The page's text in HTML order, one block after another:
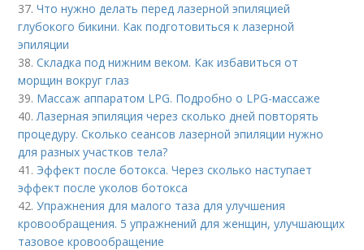
37.Что нужно делать перед лазерной эпиляцией
глубокого бикини. Как подготовиться к лазерной
эпиляции
38.Складка под нижним веком. Как избавиться от
морщин вокруг глаз
39. Массаж аппаратом LPG. Подробно о LPG-массаже
40.Лазерная эпиляция через сколько дней повторять
процедуру. Сколько сеансов лазерной эпиляции нужно
для разных участков тела?
41. Эффект после ботокса. Через сколько наступает
эффект после уколов ботокса
42.Упражнения для малого таза для улучшения
кровообращения. 5 упражнений для женщин, улучшающих
тазовое кровообращение